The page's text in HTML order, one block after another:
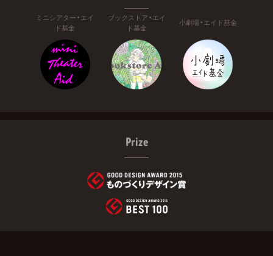
ミニシアター・エイ
ド基金
ブックストア・エイ
ド基金
小劇場・エイド基金
Prize